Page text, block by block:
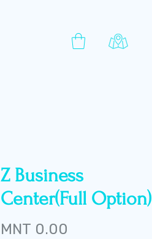
Z Business
Center(Full Option)
MNT 0.00